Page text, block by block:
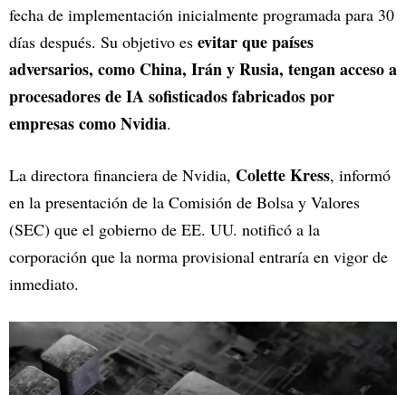
fecha de implementación inicialmente programada para 30
días después. Su objetivo es evitar que países
adversarios, como China, Irán y Rusia, tengan acceso a
procesadores de IA sofisticados fabricados por
empresas como Nvidia.
La directora financiera de Nvidia, Colette Kress, informó
en la presentación de la Comisión de Bolsa y Valores
(SEC) que el gobierno de EE. UU. notificó a la
corporación que la norma provisional entraría en vigor de
inmediato.